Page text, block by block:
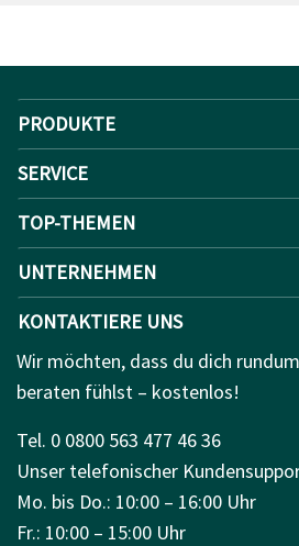
PRODUKTE
SERVICE
TOP-THEMEN
UNTERNEHMEN
KONTAKTIERE UNS
Wir möchten, dass du dich
beraten fühlst – kostenlos!
Tel. 0 0800 563 477 46 36
Unser telefonischer
Mo. bis Do.: 10:00 – 16:00 Uhr
Fr.: 10:00 – 15:00 Uhr